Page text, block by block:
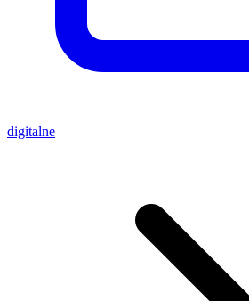
digitalne